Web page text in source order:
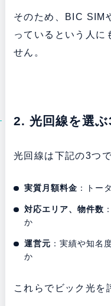
そのため、BIC SIM
っているという人に
せん。
2. 光回線を選
光回線は下記の3つ
実質月額料金 ：トー
対応エリア、物件数
か
運営元 ：実績や知名
か
これらでビック光を